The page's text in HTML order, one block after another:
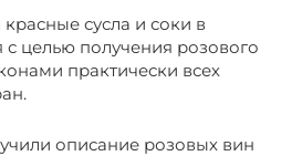
сусла и соки в
целью получения розового
практически всех
описание розовых вин